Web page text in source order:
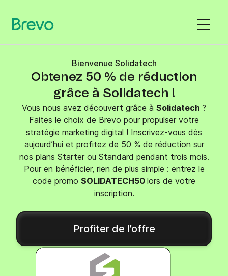
Bienvenue Solidatech
Obtenez 50 % de réduction
grâce à Solidatech !
Vous nous avez découvert grâce à Solidatech ?
Faites le choix de Brevo pour propulser votre
stratégie marketing digital ! Inscrivez-vous dès
aujourd’hui et profitez de 50 % de réduction sur
nos plans Starter ou Standard pendant trois mois.
Pour en bénéficier, rien de plus simple : entrez le
code promo SOLIDATECH50 lors de votre
inscription.
Profiter de l’offre